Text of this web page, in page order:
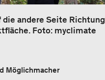
die andere Seite Richtung
Foto: myclimate
Möglichmacher